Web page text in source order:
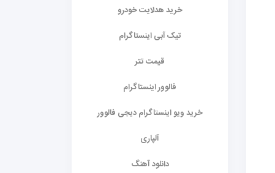
خرید هدلایت خودرو
تیک آبی اینستاگرام
قیمت تتر
فالوور اینستاگرام
خرید ویو اینستاگرام دیجی فالوور
آلپاری
دانلود آهنگ